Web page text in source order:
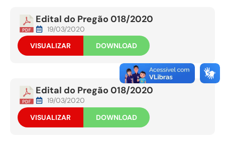
Edital do Pregão 018/2020
19/03/2020
VISUALIZAR
DOWNLOAD
Edital do Pregão 018/2020
19/03/2020
VISUALIZAR
DOWNLOAD